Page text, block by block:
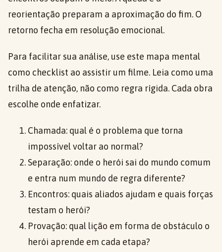
reorientação preparam a aproximação do fim. O
retorno fecha em resolução emocional.
Para facilitar sua análise, use este mapa mental
como checklist ao assistir um filme. Leia como uma
trilha de atenção, não como regra rígida. Cada obra
escolhe onde enfatizar.
Chamada: qual é o problema que torna
impossível voltar ao normal?
Separação: onde o herói sai do mundo comum
e entra num mundo de regra diferente?
Encontros: quais aliados ajudam e quais forças
testam o herói?
Provação: qual lição em forma de obstáculo o
herói aprende em cada etapa?